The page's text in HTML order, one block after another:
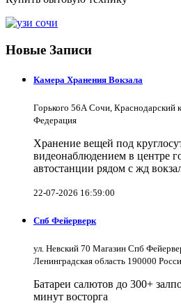
Новые Записи
Камера Хранения Вокзала
Горького 56А Сочи, Краснодарский
Федерация
Хранение вещей под
видеонаблюдением в центре
автостанции рядом с жд
22-07-2026 16:59:00
Спб Фейерверк
ул. Невский 70 Магазин Спб
Ленинградская область 190000
Батареи салютов до 300+
минут восторга